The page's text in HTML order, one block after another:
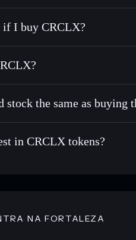
if I buy CRCLX?
the same as buying
in CRCLX tokens?
NA FORTALEZA